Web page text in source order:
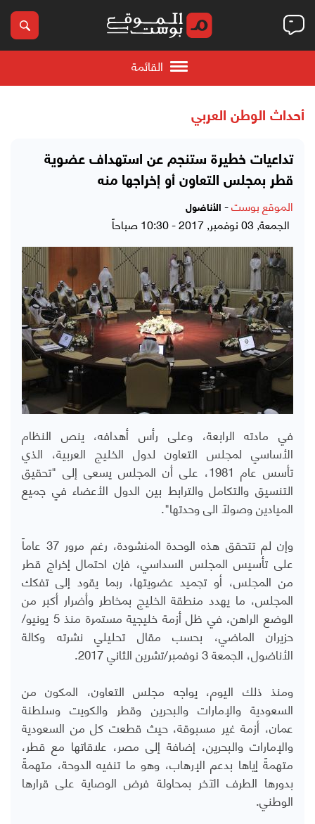
القائمة
أحداث الوطن العربي
تداعيات خطيرة ستنجم عن استهداف عضوية
قطر بمجلس التعاون أو إخراجها منه
الموقع بوست- الأناضول
الجمعة, 03 نوفمبر, 2017 - 10:30 صباحاً
في مادته الرابعة، وعلى رأس أهدافه، ينص النظام
الأساسي لمجلس التعاون لدول الخليج العربية، الذي
تأسس عام 1981، على أن المجلس يسعى إلى "تحقيق
التنسيق والتكامل والترابط بين الدول الأعضاء في جميع
الميادين وصولاً الى وحدتها".
وإن لم تتحقق هذه الوحدة المنشودة، رغم مرور 37 عاماً
على تأسيس المجلس السداسي، فإن احتمال إخراج قطر
من المجلس، أو تجميد عضويتها، ربما يقود إلى تفكك
المجلس، ما يهدد منطقة الخليج بمخاطر وأضرار أكبر من
الوضع الراهن، في ظل أزمة خليجية مستمرة منذ 5 يونيو/
حزيران الماضي، بحسب مقال تحليلي نشرته وكالة
الأناضول، الجمعة 3 نوفمبر/تشرين الثاني 2017.
ومنذ ذلك اليوم، يواجه مجلس التعاون، المكون من
السعودية والإمارات والبحرين وقطر والكويت وسلطنة
عمان، أزمة غير مسبوقة، حيث قطعت كل من السعودية
والإمارات والبحرين، إضافة إلى مصر، علاقاتها مع قطر،
متهمةً إياها بدعم الإرهاب، وهو ما تنفيه الدوحة، متهمةً
بدورها الطرف الآخر بمحاولة فرض الوصاية على قرارها
الوطني.